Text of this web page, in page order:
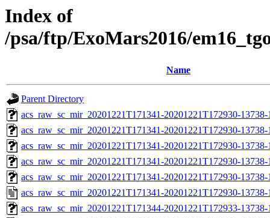
Index of
/psa/ftp/ExoMars2016/
Name
Parent Directory
acs_raw_sc_mir_20201221T171341-20201221T172930-
acs_raw_sc_mir_20201221T171341-20201221T172930-
acs_raw_sc_mir_20201221T171341-20201221T172930-
acs_raw_sc_mir_20201221T171341-20201221T172930-
acs_raw_sc_mir_20201221T171341-20201221T172930-
acs_raw_sc_mir_20201221T171341-20201221T172930-
acs_raw_sc_mir_20201221T171344-20201221T172933-